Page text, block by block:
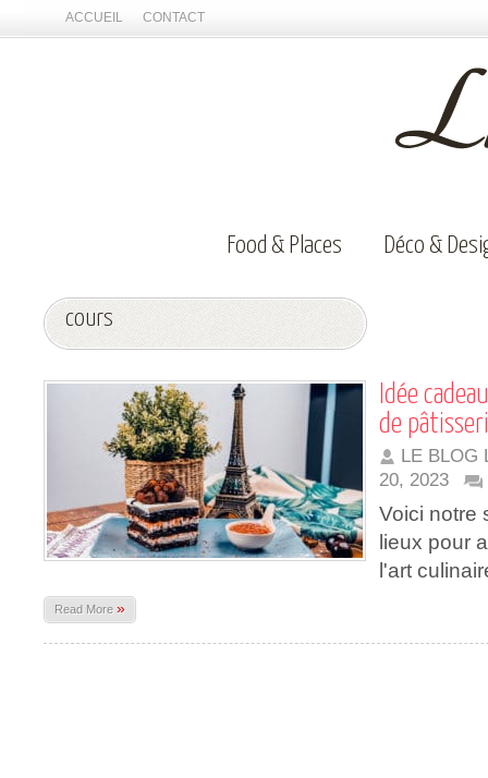
ACCUEIL CONTACT
Food & Places Déco &
cours
Idée
de
LE BLOG
20, 2023
Voici notre
lieux pour
l'art
Read More »